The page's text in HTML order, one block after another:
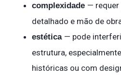
complexidade — requer
detalhado e mão de
estética — pode
estrutura,
históricas ou com